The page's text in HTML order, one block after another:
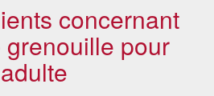
concernant
pour
adulte